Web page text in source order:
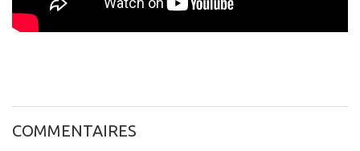
COMMENTAIRES